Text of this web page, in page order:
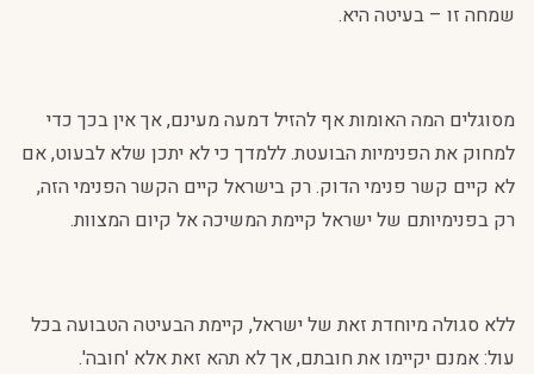
שמחה זו – בעיטה היא.
מסוגלים המה האומות אף להזיל דמעה מעינם, אך אין בכך כדי
למחוק את הפנימיות הבועטת. ללמדך כי לא יתכן שלא לבעוט, אם
לא קיים קשר פנימי הדוק. רק בישראל קיים הקשר הפנימי הזה,
רק בפנימיותם של ישראל קיימת המשיכה אל קיום המצוות.
ללא סגולה מיוחדת זאת של ישראל, קיימת הבעיטה הטבועה בכל
עול: אמנם יקיימו את חובתם, אך לא תהא זאת אלא 'חובה'.